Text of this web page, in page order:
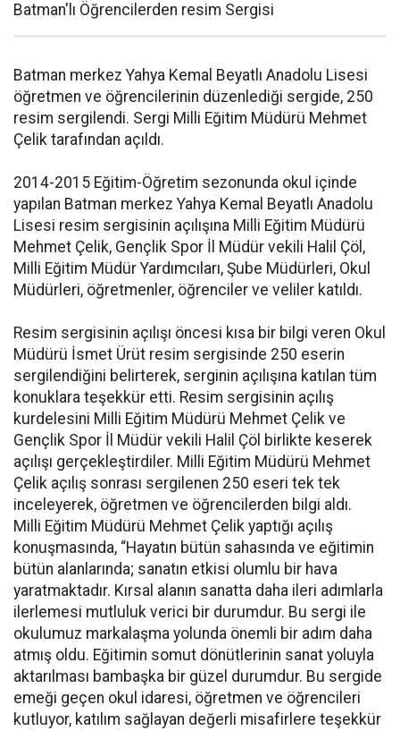
Batman'lı Öğrencilerden resim Sergisi
Batman merkez Yahya Kemal Beyatlı Anadolu Lisesi
öğretmen ve öğrencilerinin düzenlediği sergide, 250
resim sergilendi. Sergi Milli Eğitim Müdürü Mehmet
Çelik tarafından açıldı.
2014-2015 Eğitim-Öğretim sezonunda okul içinde
yapılan Batman merkez Yahya Kemal Beyatlı Anadolu
Lisesi resim sergisinin açılışına Milli Eğitim Müdürü
Mehmet Çelik, Gençlik Spor İl Müdür vekili Halil Çöl,
Milli Eğitim Müdür Yardımcıları, Şube Müdürleri, Okul
Müdürleri, öğretmenler, öğrenciler ve veliler katıldı.
Resim sergisinin açılışı öncesi kısa bir bilgi veren Okul
Müdürü İsmet Ürüt resim sergisinde 250 eserin
sergilendiğini belirterek, serginin açılışına katılan tüm
konuklara teşekkür etti. Resim sergisinin açılış
kurdelesini Milli Eğitim Müdürü Mehmet Çelik ve
Gençlik Spor İl Müdür vekili Halil Çöl birlikte keserek
açılışı gerçekleştirdiler. Milli Eğitim Müdürü Mehmet
Çelik açılış sonrası sergilenen 250 eseri tek tek
inceleyerek, öğretmen ve öğrencilerden bilgi aldı.
Milli Eğitim Müdürü Mehmet Çelik yaptığı açılış
konuşmasında, “Hayatın bütün sahasında ve eğitimin
bütün alanlarında; sanatın etkisi olumlu bir hava
yaratmaktadır. Kırsal alanın sanatta daha ileri adımlarla
ilerlemesi mutluluk verici bir durumdur. Bu sergi ile
okulumuz markalaşma yolunda önemli bir adım daha
atmış oldu. Eğitimin somut dönütlerinin sanat yoluyla
aktarılması bambaşka bir güzel durumdur. Bu sergide
emeği geçen okul idaresi, öğretmen ve öğrencileri
kutluyor, katılım sağlayan değerli misafirlere teşekkür